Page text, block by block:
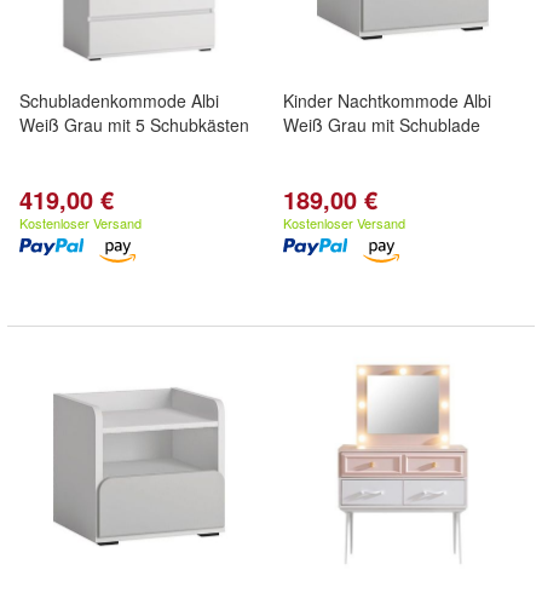
Schubladenkommode Albi
Weiß Grau mit 5 Schubkästen
419,00 €
Kostenloser Versand
Kinder Nachtkommode Albi
Weiß Grau mit Schublade
189,00 €
Kostenloser Versand